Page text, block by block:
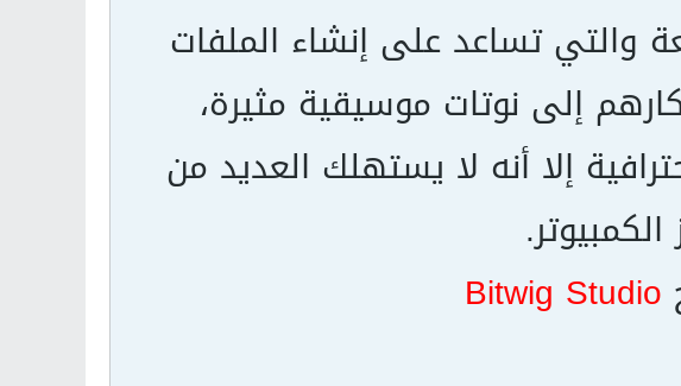
والتي تساعد على إنشاء الملفات
إلى نوتات موسيقية مثيرة،
إلا أنه لا يستهلك العديد من
Bitwig Studio